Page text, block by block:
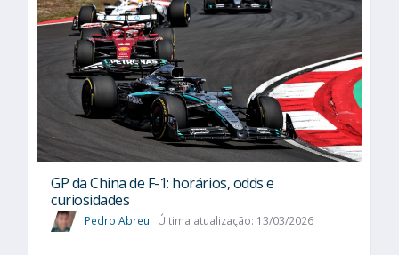
GP da China de F-1: horários, odds e
curiosidades
Pedro Abreu Última atualização: 13/03/2026